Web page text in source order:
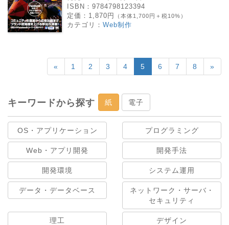
ISBN： 9784798123394
定価： 1,870円 （本体1,700円＋税10%）
カテゴリ： Web制作
« 1 2 3 4 5 6 7 8 »
キーワードから探す 紙 電子
OS・アプリケーション プログラミング
Web・アプリ開発 開発手法
開発環境 システム運用
データ・データベース
ネットワーク・サーバ・
セキュリティ
理工 デザイン